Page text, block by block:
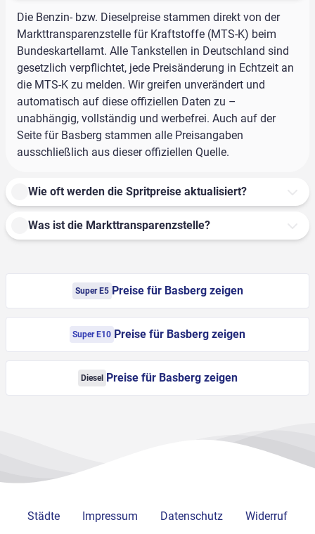
Die Benzin- bzw. Dieselpreise stammen direkt von der
Markttransparenzstelle für Kraftstoffe (MTS-K) beim
Bundeskartellamt. Alle Tankstellen in Deutschland sind
gesetzlich verpflichtet, jede Preisänderung in Echtzeit an
die MTS-K zu melden. Wir greifen unverändert und
automatisch auf diese offiziellen Daten zu –
unabhängig, vollständig und werbefrei. Auch auf der
Seite für Basberg stammen alle Preisangaben
ausschließlich aus dieser offiziellen Quelle.
Wie oft werden die Spritpreise aktualisiert?
Was ist die Markttransparenzstelle?
Super E5 Preise für Basberg zeigen
Super E10 Preise für Basberg zeigen
Diesel Preise für Basberg zeigen
Städte Impressum Datenschutz Widerruf